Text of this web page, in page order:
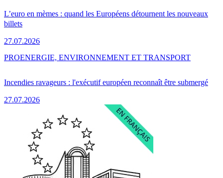
L’euro en mèmes : quand les Européens détournent les nouveaux
billets
27.07.2026
Incendies ravageurs : l'exécutif européen reconnaît être submergé
27.07.2026
PROENERGIE, ENVIRONNEMENT ET TRANSPORT